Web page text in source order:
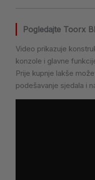
Pogledajte Toorx
Video prikazuje
konzole i glavne
Prije kupnje lakše
podešavanje sjedala i